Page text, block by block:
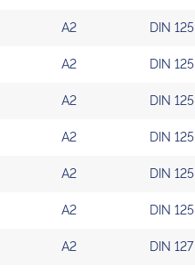
А2 DIN 125
А2 DIN 125
А2 DIN 125
А2 DIN 125
А2 DIN 125
А2 DIN 125
А2 DIN 127